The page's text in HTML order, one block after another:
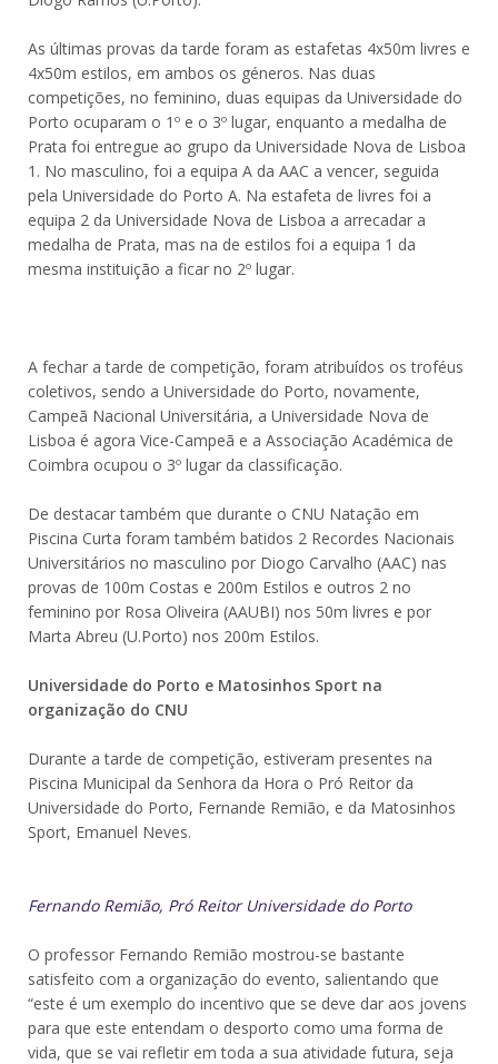
As últimas provas da tarde foram as estafetas 4x50m livres e
4x50m estilos, em ambos os géneros. Nas duas
competições, no feminino, duas equipas da Universidade do
Porto ocuparam o 1º e o 3º lugar, enquanto a medalha de
Prata foi entregue ao grupo da Universidade Nova de Lisboa
1. No masculino, foi a equipa A da AAC a vencer, seguida
pela Universidade do Porto A. Na estafeta de livres foi a
equipa 2 da Universidade Nova de Lisboa a arrecadar a
medalha de Prata, mas na de estilos foi a equipa 1 da
mesma instituição a ficar no 2º lugar.
A fechar a tarde de competição, foram atribuídos os troféus
coletivos, sendo a Universidade do Porto, novamente,
Campeã Nacional Universitária, a Universidade Nova de
Lisboa é agora Vice-Campeã e a Associação Académica de
Coimbra ocupou o 3º lugar da classificação.
De destacar também que durante o CNU Natação em
Piscina Curta foram também batidos 2 Recordes Nacionais
Universitários no masculino por Diogo Carvalho (AAC) nas
provas de 100m Costas e 200m Estilos e outros 2 no
feminino por Rosa Oliveira (AAUBI) nos 50m livres e por
Marta Abreu (U.Porto) nos 200m Estilos.
Universidade do Porto e Matosinhos Sport na
organização do CNU
Durante a tarde de competição, estiveram presentes na
Piscina Municipal da Senhora da Hora o Pró Reitor da
Universidade do Porto, Fernande Remião, e da Matosinhos
Sport, Emanuel Neves.
Fernando Remião, Pró Reitor Universidade do Porto
O professor Fernando Remião mostrou-se bastante
satisfeito com a organização do evento, salientando que
“este é um exemplo do incentivo que se deve dar aos jovens
para que este entendam o desporto como uma forma de
vida, que se vai refletir em toda a sua atividade futura, seja